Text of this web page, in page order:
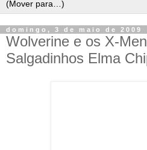
domingo, 3 de maio de 2009
Wolverine e os X-
Salgadinhos Elma